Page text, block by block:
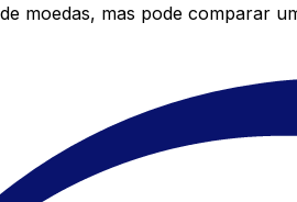
moedas, mas pode comparar